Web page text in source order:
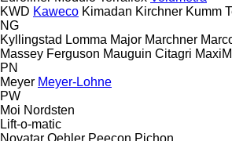
KWD Kaweco Kimadan Kirchner Kumm
NG
Kyllingstad Lomma Major Marchner
Massey Ferguson Mauguin Citagri
PN
Meyer Meyer-Lohne
PW
Moi Nordsten
Lift-o-matic
Novatar Oehler Peecon Pichon